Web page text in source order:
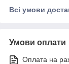
Всі умови
Умови оплати
Оплата на